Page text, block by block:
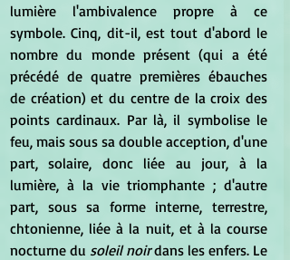
lumière l'ambivalence propre à ce
symbole. Cinq, dit-il, est tout d'abord le
nombre du monde présent (qui a été
précédé de quatre premières ébauches
de création) et du centre de la croix des
points cardinaux. Par là, il symbolise le
feu, mais sous sa double acception, d'une
part, solaire, donc liée au jour, à la
lumière, à la vie triomphante ; d'autre
part, sous sa forme interne, terrestre,
chtonienne, liée à la nuit, et à la course
nocturne du soleil noir dans les enfers. Le